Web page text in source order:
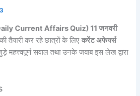
Current Affairs Quiz) 11 जनवरी
की तैयारी कर रहे छात्रों के लिएकरेंट अफेयर्स
महत्त्वपूर्ण सवाल तथा उनके जवाब इस लेख द्वारा